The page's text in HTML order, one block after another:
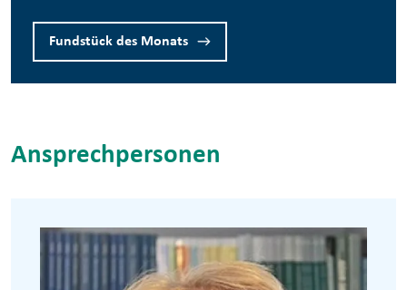
Fundstück des Monats
Ansprechpersonen